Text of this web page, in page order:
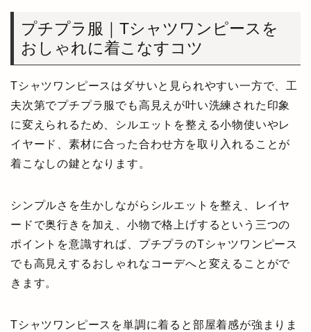
プチプラ服｜Tシャツワンピースを
おしゃれに着こなすコツ
Tシャツワンピースはダサいと見られやすい一方で、工
夫次第でプチプラ服でも高見えが叶い洗練された印象
に変えられるため、シルエットを整える小物使いやレ
イヤード、素材に合った合わせ方を取り入れることが
着こなしの鍵となります。
シンプルさを生かしながらシルエットを整え、レイヤ
ードで奥行きを加え、小物で格上げするという三つの
ポイントを意識すれば、プチプラのTシャツワンピース
でも高見えするおしゃれなコーデへと変えることがで
きます。
Tシャツワンピースを単調に着ると部屋着感が強まりま